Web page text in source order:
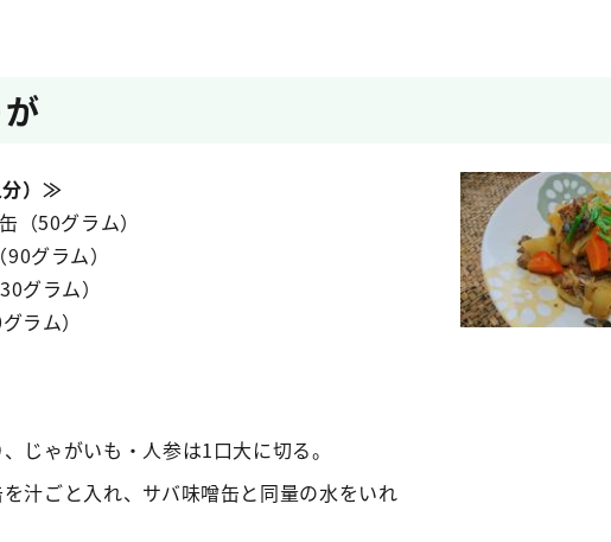
分）≫
（50グラム）
グラム）
グラム）
ラム）
じゃがいも・人参は1口大に切る。
汁ごと入れ、サバ味噌缶と同量の水をいれ